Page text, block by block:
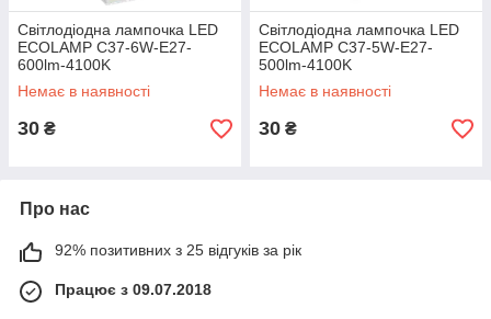
Світлодіодна лампочка LED
ECOLAMP C37-6W-E27-
600lm-4100K
Немає в наявності
30 ₴
Світлодіодна лампочка LED
ECOLAMP C37-5W-E27-
500lm-4100K
Немає в наявності
30 ₴
Про нас
92% позитивних з 25 відгуків за рік
Працює з 09.07.2018